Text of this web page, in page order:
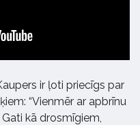
ir ļoti priecīgs par
“Vienmēr ar apbrīnu
kā drosmīgiem,